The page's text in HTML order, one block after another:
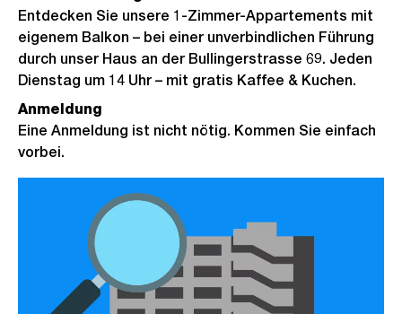
Entdecken Sie unsere 1-Zimmer-Appartements mit
eigenem Balkon – bei einer unverbindlichen Führung
durch unser Haus an der Bullingerstrasse 69. Jeden
Dienstag um 14 Uhr – mit gratis Kaffee & Kuchen.
Anmeldung
Eine Anmeldung ist nicht nötig. Kommen Sie einfach
vorbei.